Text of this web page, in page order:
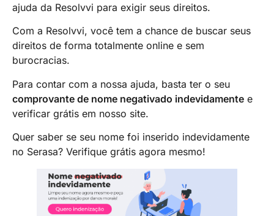
ajuda da Resolvvi para exigir seus direitos.
Com a Resolvvi, você tem a chance de buscar seus
direitos de forma totalmente online e sem
burocracias.
Para contar com a nossa ajuda, basta ter o seu
comprovante de nome negativado indevidamente e
verificar grátis em nosso site.
Quer saber se seu nome foi inserido indevidamente
no Serasa? Verifique grátis agora mesmo!